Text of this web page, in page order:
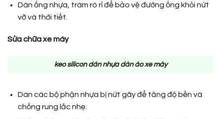
Dán ống nhựa, trám rò rỉ để bảo vệ đường ống khỏi nứt
vỡ và thời tiết.
Sửa chữa xe máy
keo silicon dán nhựa dàn áo xe máy
Dán các bộ phận nhựa bị nứt gãy để tăng độ bền và
chống rung lắc nhẹ.